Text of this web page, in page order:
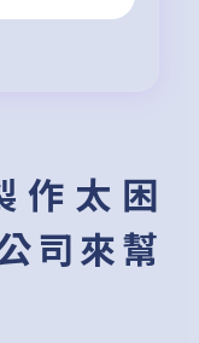
作太困
司來幫